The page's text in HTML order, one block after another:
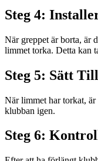
Steg 4:
När greppet är borta, är
limmet torka. Detta kan
Steg 5: Sätt
När limmet har torkat, är
klubban igen.
Steg 6: